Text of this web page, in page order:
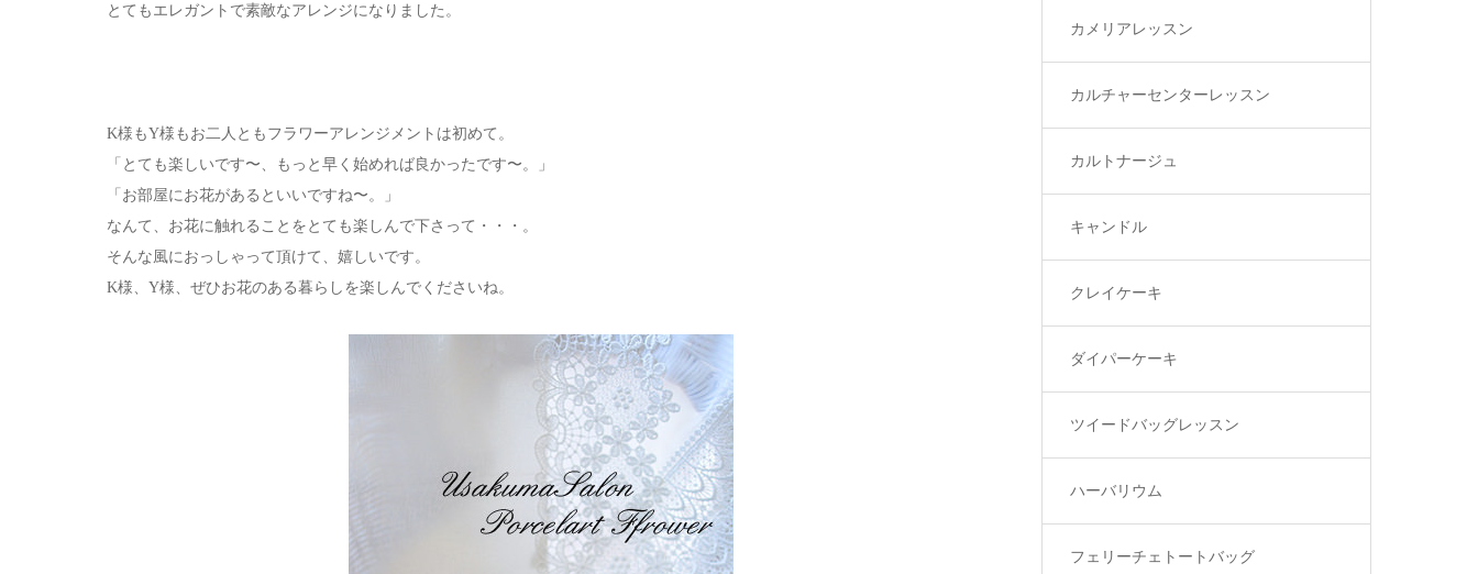
とてもエレガントで素敵なアレンジになりました。
K様もY様もお二人ともフラワーアレンジメントは初めて。
「とても楽しいです〜、もっと早く始めれば良かったです〜。」
「お部屋にお花があるといいですね〜。」
なんて、お花に触れることをとても楽しんで下さって・・・。
そんな風におっしゃって頂けて、嬉しいです。
K様、Y様、ぜひお花のある暮らしを楽しんでくださいね。
カメリアレッスン
カルチャーセンターレッスン
カルトナージュ
キャンドル
クレイケーキ
ダイパーケーキ
ツイードバッグレッスン
ハーバリウム
フェリーチェトートバッグ